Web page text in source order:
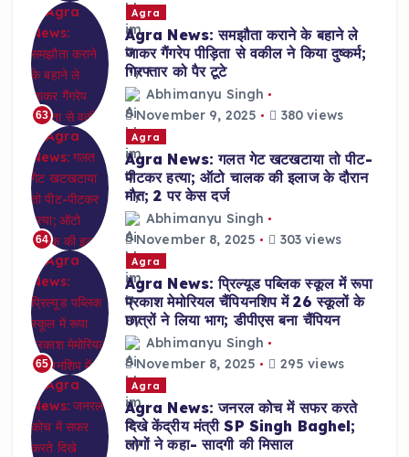
63
Agra
Agra News: समझौता कराने के बहाने ले
जाकर गैंगरेप पीड़िता से वकील ने किया दुष्कर्म;
गिरफ्तार को पैर टूटे
Abhimanyu Singh
November 9, 2025
380 views
64
Agra
Agra News: गलत गेट खटखटाया तो पीट-
पीटकर हत्या; ऑटो चालक की इलाज के दौरान
मौत; 2 पर केस दर्ज
Abhimanyu Singh
November 8, 2025
303 views
65
Agra
Agra News: प्रिल्यूड पब्लिक स्कूल में रूपा
प्रकाश मेमोरियल चैंपियनशिप में 26 स्कूलों के
छात्रों ने लिया भाग; डीपीएस बना चैंपियन
Abhimanyu Singh
November 8, 2025
295 views
Agra
Agra News: जनरल कोच में सफर करते
दिखे केंद्रीय मंत्री SP Singh Baghel;
लोगों ने कहा- सादगी की मिसाल